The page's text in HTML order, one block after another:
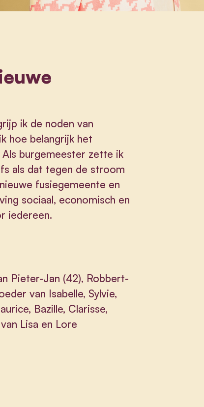
ik de noden van
hoe belangrijk het
burgemeester zette ik
als dat tegen de stroom
fusiegemeente en
sociaal, economisch en
iedereen.
Pieter-Jan (42), Robbert-
van Isabelle, Sylvie,
Bazille, Clarisse,
Lisa en Lore